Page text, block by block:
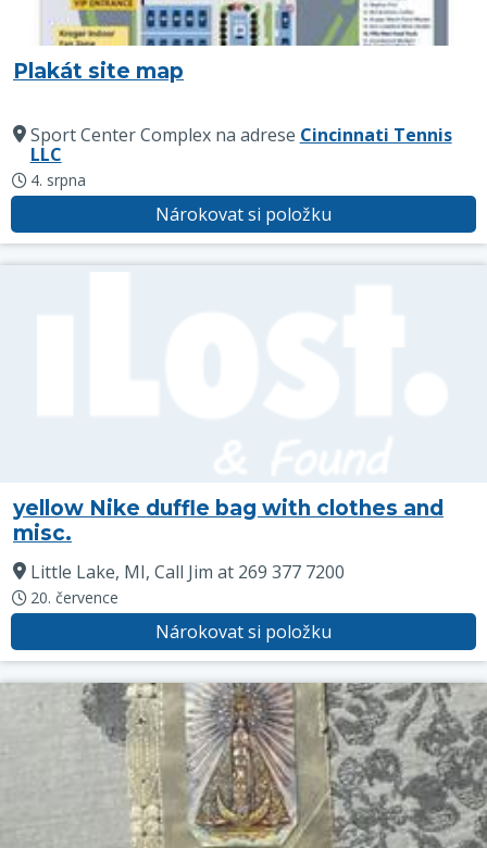
Plakát site map
Sport Center Complex na adrese Cincinnati Tennis
LLC
4. srpna
Nárokovat si položku
yellow Nike duffle bag with clothes and
misc.
Little Lake, MI, Call Jim at 269 377 7200
20. července
Nárokovat si položku